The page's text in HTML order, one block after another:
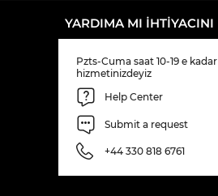
YARDIMA MI IHTIYACINI
Pzts-Cuma saat 10-19 e kadar
hizmetinizdeyiz
Help Center
Submit a request
+44 330 818 6761